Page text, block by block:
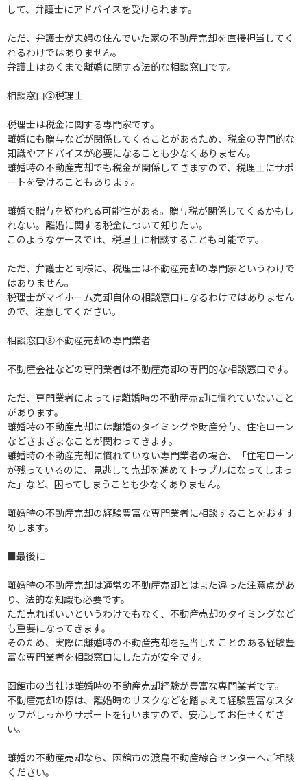
して、弁護士にアドバイスを受けられます。
ただ、弁護士が夫婦の住んでいた家の不動産売却を直接担当してく
れるわけではありません。
弁護士はあくまで離婚に関する法的な相談窓口です。
相談窓口②税理士
税理士は税金に関する専門家です。
離婚にも贈与などが関係してくることがあるため、税金の専門的な
知識やアドバイスが必要になることも少なくありません。
離婚時の不動産売却でも税金が関係してきますので、税理士にサポ
ートを受けることもあります。
離婚で贈与を疑われる可能性がある。贈与税が関係してくるかもし
れない。離婚に関する税金について知りたい。
このようなケースでは、税理士に相談することも可能です。
ただ、弁護士と同様に、税理士は不動産売却の専門家というわけで
はありません。
税理士がマイホーム売却自体の相談窓口になるわけではありません
ので、注意してください。
相談窓口③不動産売却の専門業者
不動産会社などの専門業者は不動産売却の専門的な相談窓口です。
ただ、専門業者によっては離婚時の不動産売却に慣れていないこと
があります。
離婚時の不動産売却には離婚のタイミングや財産分与、住宅ローン
などさまざまなことが関わってきます。
離婚時の不動産売却に慣れていない専門業者の場合、「住宅ローン
が残っているのに、見逃して売却を進めてトラブルになってしまっ
た」など、困ってしまうことも少なくありません。
離婚時の不動産売却の経験豊富な専門業者に相談することをおすす
めします。
■最後に
離婚時の不動産売却は通常の不動産売却とはまた違った注意点があ
り、法的な知識も必要です。
ただ売ればいいというわけでもなく、不動産売却のタイミングなど
も重要になってきます。
そのため、実際に離婚時の不動産売却を担当したことのある経験豊
富な専門業者を相談窓口にした方が安全です。
函館市の当社は離婚時の不動産売却経験が豊富な専門業者です。
不動産売却の際は、離婚時のリスクなどを踏まえて経験豊富なスタ
ッフがしっかりサポートを行いますので、安心してお任せくださ
い。
離婚の不動産売却なら、函館市の渡島不動産綜合センターへご相談
ください。